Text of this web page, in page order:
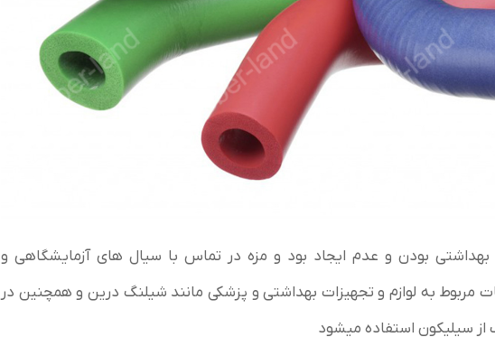
بودن و عدم ایجاد بود و مزه در تماس با سیال های آزمایشگاهی و
مربوط به لوازم و تجهیزات بهداشتی و پزشکی مانند شیلنگ درین و همچنین در
از سیلیکون استفاده میشود